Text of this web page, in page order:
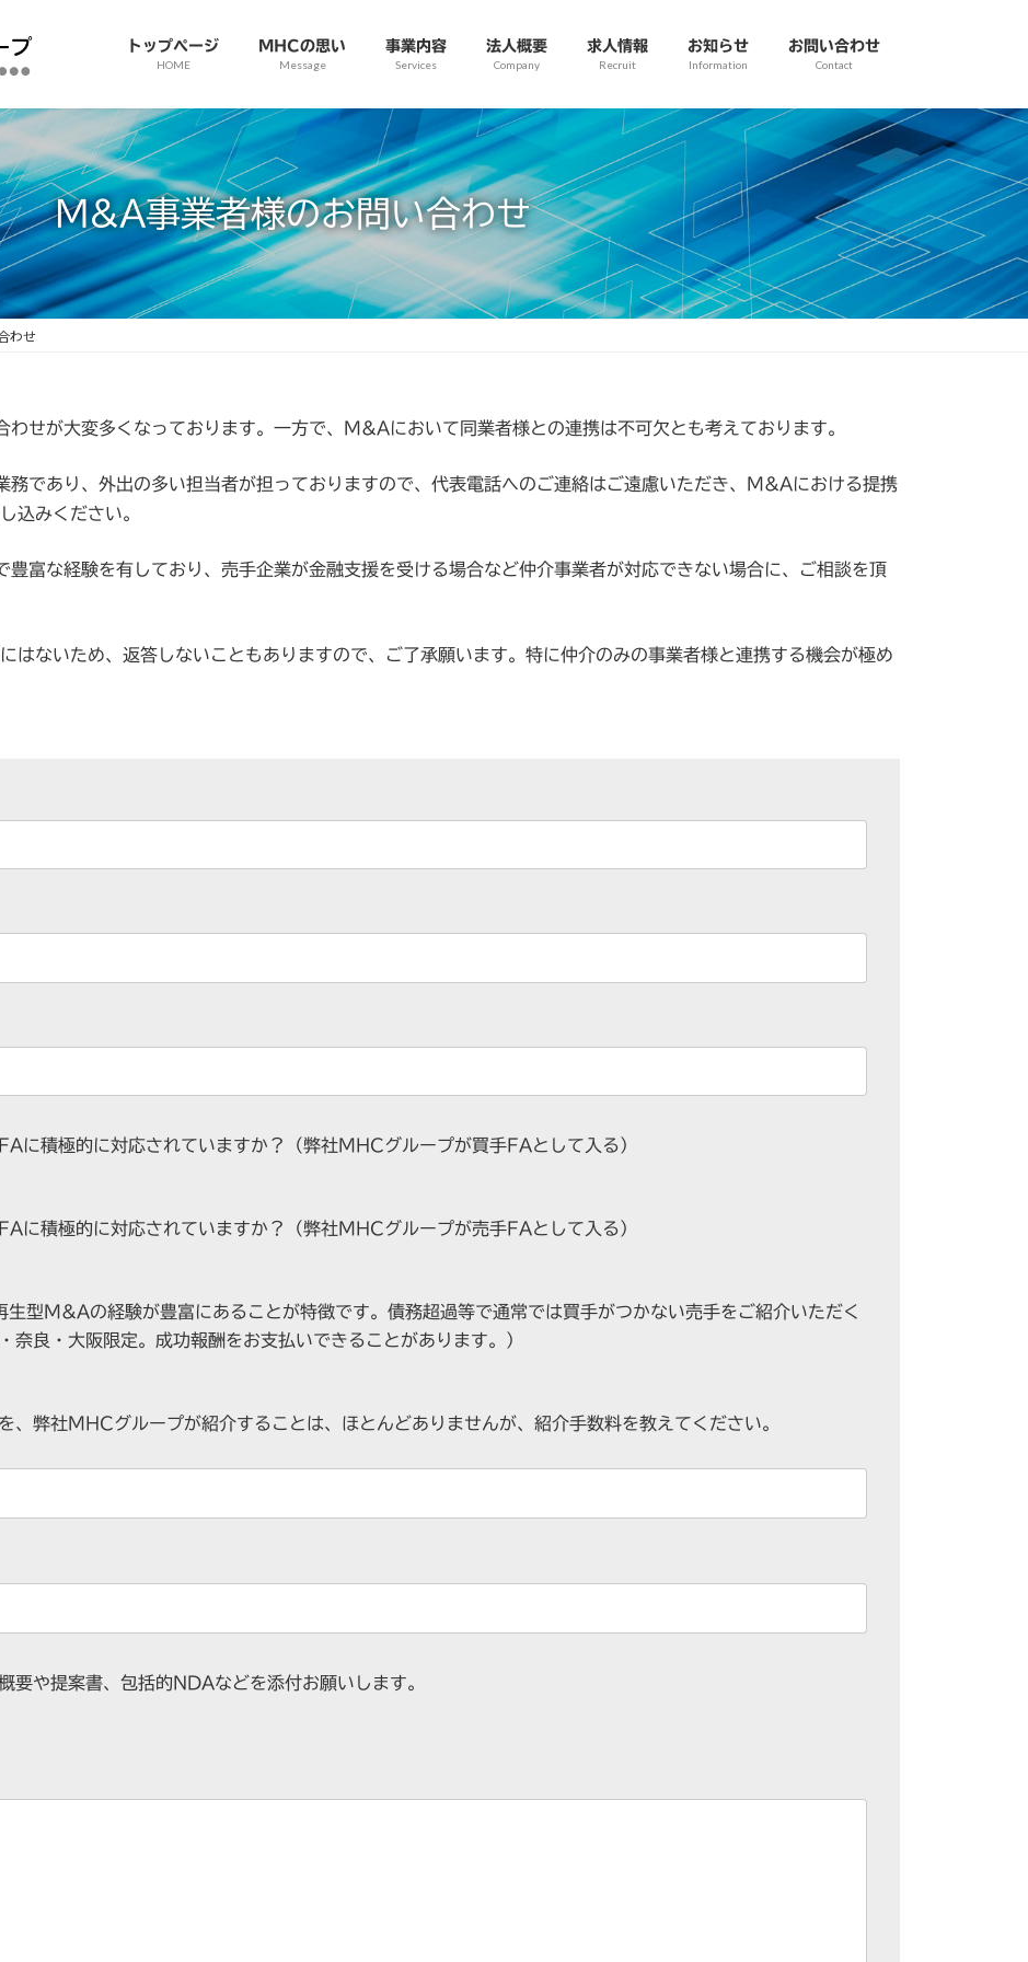
トップページ
HOME
MHCの思い
Message
事業内容
Services
法人概要
Company
求人情報
Recruit
お知らせ
Information
お問い合わせ
Contact
M&A事業者様のお問い合わせ
わせ
せが大変多くなっております。一方で、M&Aにおいて同業者様との連携は不可欠とも考えております。
であり、外出の多い担当者が担っておりますので、代表電話へのご連絡はご遠慮いただき、M&Aにおける提携
込みください。
富な経験を有しており、売手企業が金融支援を受ける場合など仲介事業者が対応できない場合に、ご相談を頂
はないため、返答しないこともありますので、ご了承願います。特に仲介のみの事業者様と連携する機会が極め
に積極的に対応されていますか？（弊社MHCグループが買手FAとして入る）
に積極的に対応されていますか？（弊社MHCグループが売手FAとして入る）
型M&Aの経験が豊富にあることが特徴です。債務超過等で通常では買手がつかない売手をご紹介いただく
奈良・大阪限定。成功報酬をお支払いできることがあります。）
、弊社MHCグループが紹介することは、ほとんどありませんが、紹介手数料を教えてください。
要や提案書、包括的NDAなどを添付お願いします。